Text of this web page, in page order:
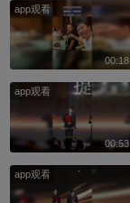
app观看
00:18
app观看
00:53
app观看